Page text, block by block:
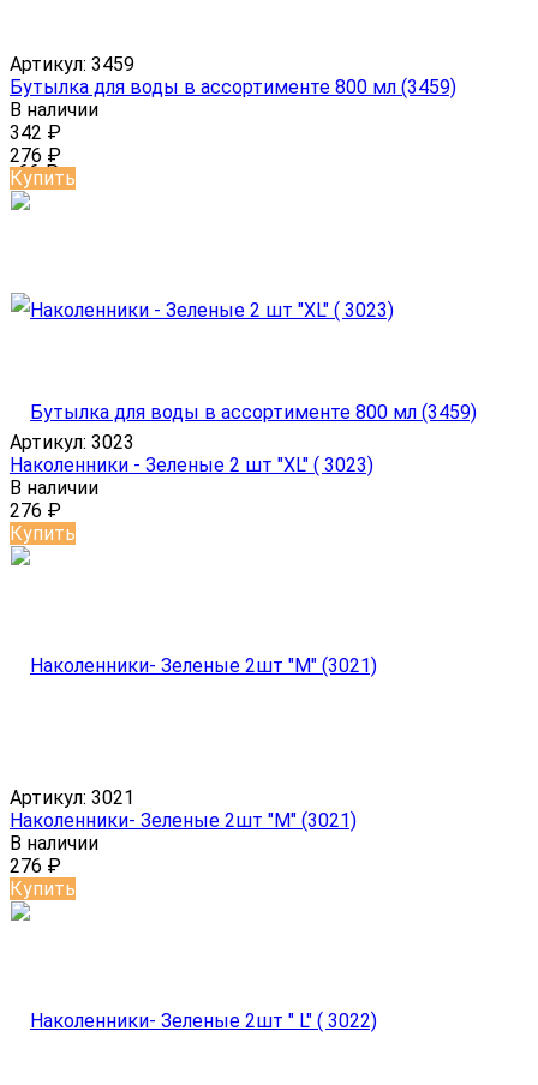
-66₽
Артикул: 3459
Бутылка для воды в ассортименте 800 мл (3459)
В наличии
342 ₽
276 ₽
Купить
Артикул: 3023
Наколенники - Зеленые 2 шт "ХL" ( 3023)
В наличии
276 ₽
Купить
Артикул: 3021
Наколенники- Зеленые 2шт "М" (3021)
В наличии
276 ₽
Купить